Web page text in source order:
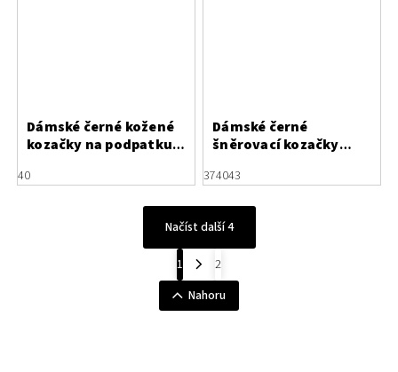
Dámské černé kožené
kozačky na podpatku
40
Dámské černé
šněrovací kozačky
374043
Načíst další 4
1
2
Nahoru